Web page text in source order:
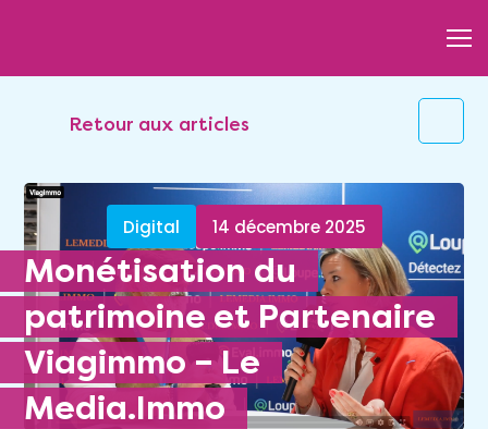
Retour aux articles
Digital 14 décembre 2025
Monétisation du
patrimoine et Partenaire
Viagimmo – Le
Media.Immo